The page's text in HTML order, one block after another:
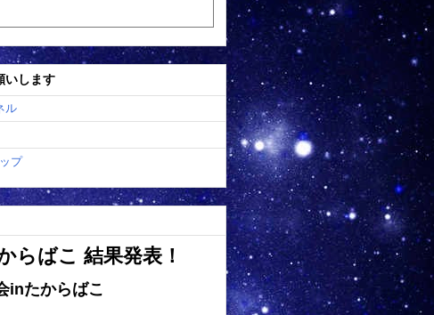
いします
ル
プ
らばこ 結果発表！
inたからばこ